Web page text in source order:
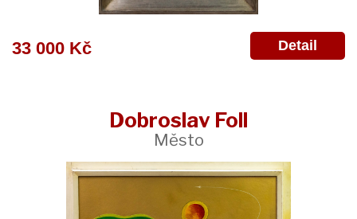
33 000 Kč Detail
Dobroslav Foll
Město